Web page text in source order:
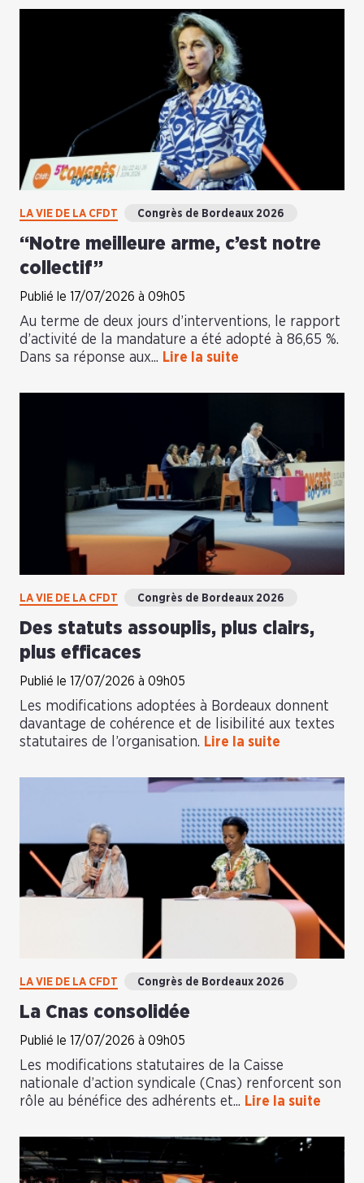
LA VIE DE LA CFDT Congrès de Bordeaux 2026
“Notre meilleure arme, c’est notre
collectif”
Publié le 17/07/2026 à 09h05
Au terme de deux jours d’interventions, le rapport
d’activité de la mandature a été adopté à 86,65 %.
Dans sa réponse aux... Lire la suite
LA VIE DE LA CFDT Congrès de Bordeaux 2026
Des statuts assouplis, plus clairs,
plus efficaces
Publié le 17/07/2026 à 09h05
Les modifications adoptées à Bordeaux donnent
davantage de cohérence et de lisibilité aux textes
statutaires de l’organisation. Lire la suite
LA VIE DE LA CFDT Congrès de Bordeaux 2026
La Cnas consolidée
Publié le 17/07/2026 à 09h05
Les modifications statutaires de la Caisse
nationale d’action syndicale (Cnas) renforcent son
rôle au bénéfice des adhérents et... Lire la suite